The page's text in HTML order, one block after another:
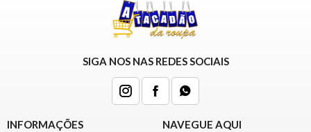
SIGA NOS NAS REDES SOCIAIS
INFORMAÇÕES NAVEGUE AQUI